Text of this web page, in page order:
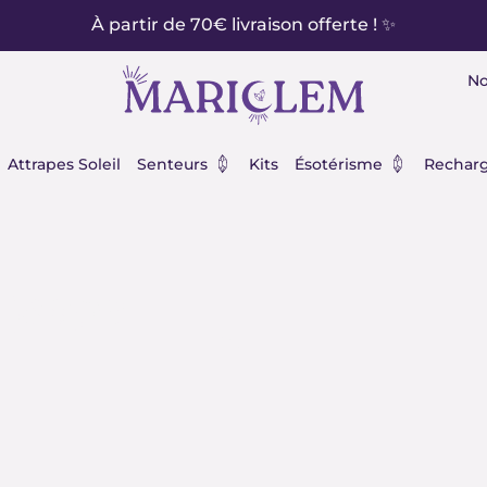
À partir de 70€ livraison offerte ! ✨
Attrapes Soleil Senteurs Ouvrir Senteurs
Kits Ésotérisme Ouvrir